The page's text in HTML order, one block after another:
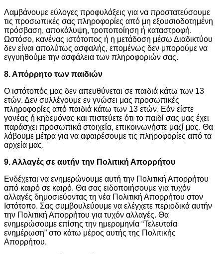
Λαμβάνουμε εύλογες προφυλάξεις για να προστατεύσουμε
τις προσωπικές σας πληροφορίες από μη εξουσιοδοτημένη
πρόσβαση, αποκάλυψη, τροποποίηση ή καταστροφή.
Ωστόσο, κανένας ιστότοπος ή η μετάδοση μέσω Διαδικτύου
δεν είναι απολύτως ασφαλής, επομένως δεν μπορούμε να
εγγυηθούμε την ασφάλεια των πληροφοριών σας.
8. Απόρρητο των παιδιών
Ο ιστότοπός μας δεν απευθύνεται σε παιδιά κάτω των 13
ετών. Δεν συλλέγουμε εν γνώσει μας προσωπικές
πληροφορίες από παιδιά κάτω των 13 ετών. Εάν είστε
γονέας ή κηδεμόνας και πιστεύετε ότι το παιδί σας μας έχει
παράσχει προσωπικά στοιχεία, επικοινωνήστε μαζί μας. Θα
λάβουμε μέτρα για να αφαιρέσουμε τις πληροφορίες από τα
αρχεία μας.
9. Αλλαγές σε αυτήν την Πολιτική Απορρήτου
Ενδέχεται να ενημερώνουμε αυτή την Πολιτική Απορρήτου
από καιρό σε καιρό. Θα σας ειδοποιήσουμε για τυχόν
αλλαγές δημοσιεύοντας τη νέα Πολιτική Απορρήτου στον
Ιστότοπο. Σας συμβουλεύουμε να ελέγχετε περιοδικά αυτήν
την Πολιτική Απορρήτου για τυχόν αλλαγές. Θα
ενημερώσουμε επίσης την ημερομηνία “Τελευταία
ενημέρωση” στο κάτω μέρος αυτής της Πολιτικής
Απορρήτου.